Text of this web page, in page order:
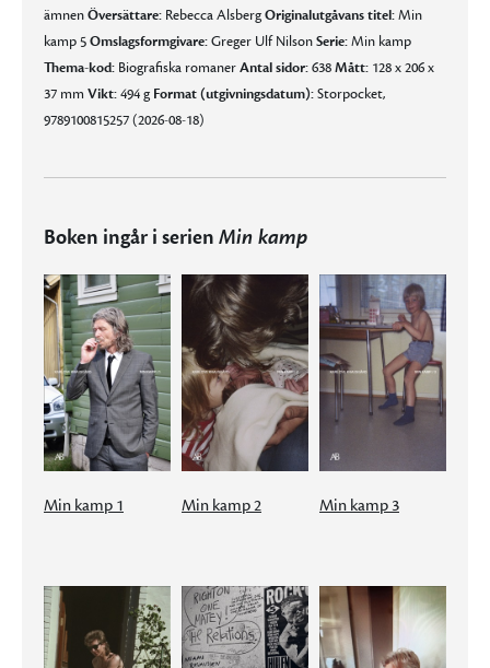
ämnenÖversättare: Rebecca AlsbergOriginalutgåvans titel:Min
kamp 5Omslagsformgivare:Greger Ulf NilsonSerie:Min kamp
Thema-kod: Biografiska romanerAntal sidor:638Mått: 128 x 206 x
37 mmVikt:494 g Format (utgivningsdatum):Storpocket,
9789100815257 (2026-08-18)
Boken ingår i serien Min kamp
Min kamp 1 Min kamp 2 Min kamp 3